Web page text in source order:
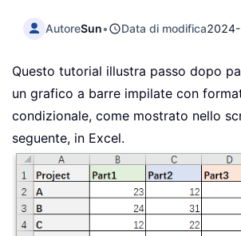
AutoreSun• Data di modifica
Questo tutorial illustra passo dopo
un grafico a barre impilate con
condizionale, come mostrato nello
seguente, in Excel.